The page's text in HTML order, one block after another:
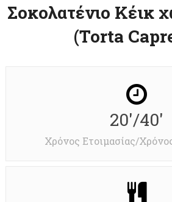
Σοκολατένιο Κέικ
(Torta
20'/40'
Χρόνος Ετοιμασίας/